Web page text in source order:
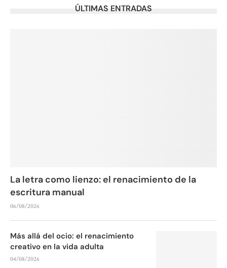
ÚLTIMAS ENTRADAS
La letra como lienzo: el renacimiento de la
escritura manual
06/08/2026
Más allá del ocio: el renacimiento
creativo en la vida adulta
04/08/2026